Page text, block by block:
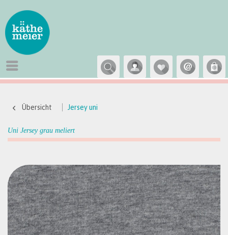
Übersicht Jersey uni
Uni Jersey grau meliert